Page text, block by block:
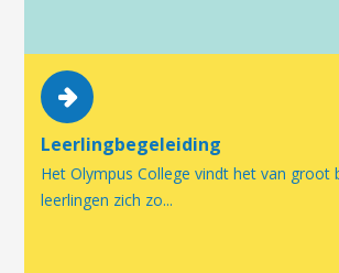
Leerlingbegeleiding
Het Olympus College vindt het van groot
leerlingen zich zo...